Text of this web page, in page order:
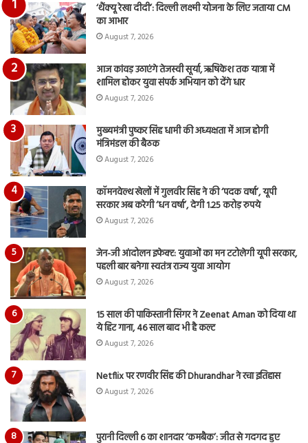
‘थैंक्यू रेखा दीदी’: दिल्ली लक्ष्मी योजना के लिए जताया CM
का आभार
August 7, 2026
आज कांवड़ उठाएंगे तेजस्वी सूर्या, ऋषिकेश तक यात्रा में
शामिल होकर युवा संपर्क अभियान को देंगे धार
August 7, 2026
मुख्यमंत्री पुष्कर सिंह धामी की अध्यक्षता में आज होगी
मंत्रिमंडल की बैठक
August 7, 2026
कॉमनवेल्थ खेलों में गुलवीर सिंह ने की ‘पदक वर्षा’, यूपी
सरकार अब करेगी ‘धन वर्षा’, देगी 1.25 करोड़ रुपये
August 7, 2026
जेन-जी आंदोलन इफेक्ट: युवाओं का मन टटोलेगी यूपी सरकार,
पहली बार बनेगा स्वतंत्र राज्य युवा आयोग
August 7, 2026
15 साल की पाकिस्तानी सिंगर ने Zeenat Aman को दिया था
ये हिट गाना, 46 साल बाद भी है कल्ट
August 7, 2026
Netflix पर रणवीर सिंह की Dhurandhar ने रचा इतिहास
August 7, 2026
पुरानी दिल्ली 6 का शानदार ‘कमबैक’: जीत से गदगद हुए